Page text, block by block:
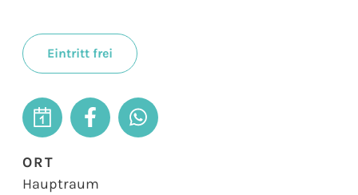
Eintritt frei
ORT
Hauptraum